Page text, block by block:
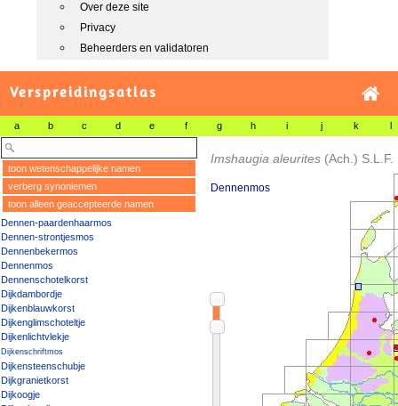
Over deze site
Privacy
Beheerders en validatoren
Verspreidingsatlas
a b c d e f g h i j k l
toon wetenschappelijke namen
verberg synoniemen
toon alleen geaccepteerde namen
Dennen-paardenhaarmos
Dennen-strontjesmos
Dennenbekermos
Dennenmos
Dennenschotelkorst
Dijkdambordje
Dijkenblauwkorst
Dijkenglimschoteltje
Dijkenlichtvlekje
Dijkenschriftmos
Dijkensteenschubje
Dijkgranietkorst
Dijkoogje
Imshaugia aleurites (Ach.) S.L.F.
Dennenmos